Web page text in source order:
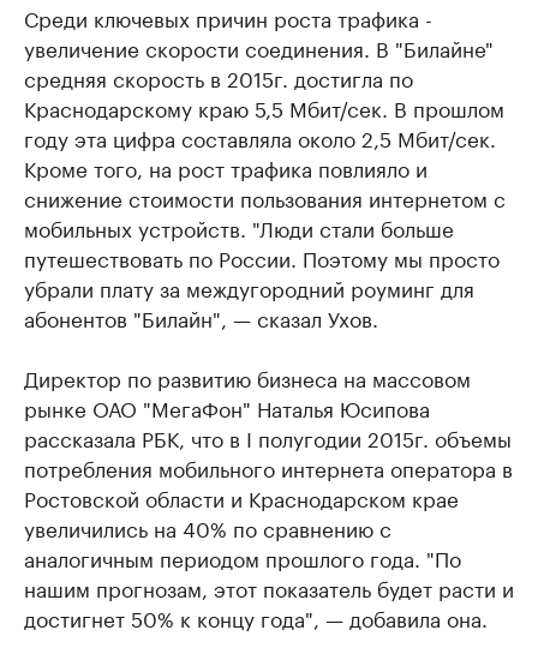
Среди ключевых причин роста трафика -
увеличение скорости соединения. В "Билайне"
средняя скорость в 2015г. достигла по
Краснодарскому краю 5,5 Мбит/сек. В прошлом
году эта цифра составляла около 2,5 Мбит/сек.
Кроме того, на рост трафика повлияло и
снижение стоимости пользования интернетом с
мобильных устройств. "Люди стали больше
путешествовать по России. Поэтому мы просто
убрали плату за междугородний роуминг для
абонентов "Билайн", — сказал Ухов.
Директор по развитию бизнеса на массовом
рынке​ ОАО "МегаФон" Наталья Юсипова
рассказала РБК, что в I полугодии 2015г. объемы
потребления мобильного интернета оператора в
Ростовской области и Краснодарском крае
увеличились на 40% по сравнению с
аналогичным периодом прошлого года. "По
нашим прогнозам, этот показатель будет расти и
достигнет 50% к концу года", — добавила она.